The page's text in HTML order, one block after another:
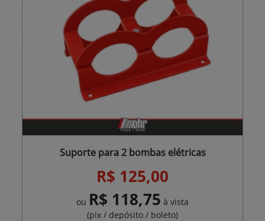
Suporte para 2 bombas elétricas
R$ 125,00
ou R$ 118,75 à vista
(pix / depósito / boleto)